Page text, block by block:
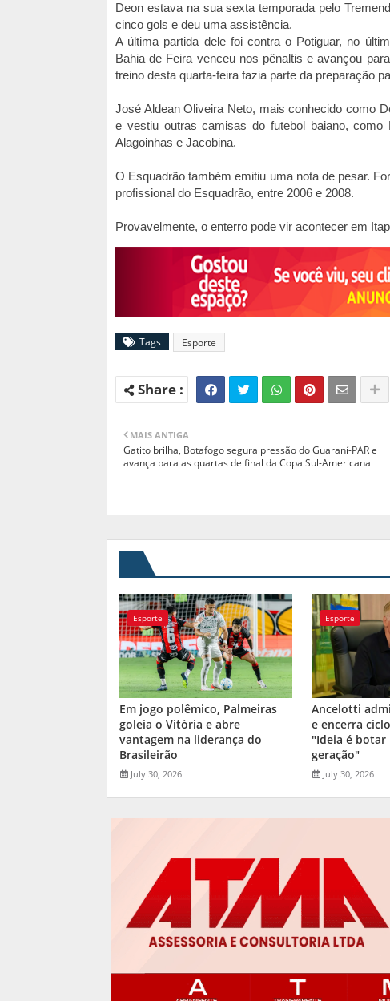
Deon estava na sua sexta temporada pelo
cinco gols e deu uma assistência.
A última partida dele foi contra o Potiguar, no
Bahia de Feira venceu nos pênaltis e avançou
treino desta quarta-feira fazia parte da preparação
José Aldean Oliveira Neto, mais conhecido como
e vestiu outras camisas do futebol baiano, como
Alagoinhas e Jacobina.
O Esquadrão também emitiu uma nota de pesar.
profissional do Esquadrão, entre 2006 e 2008.
Provavelmente, o enterro pode vir acontecer em
Tags Esporte
MAIS ANTIGA
Gatito brilha, Botafogo segura pressão do Guaraní-PAR e
avança para as quartas de final da Copa Sul-Americana
Esporte
Em jogo polêmico, Palmeiras
goleia o Vitória e abre
vantagem na liderança do
Brasileirão
July 30, 2026
Esporte
Ancelotti
e encerra
"Ideia é botar
geração"
July 30, 2026